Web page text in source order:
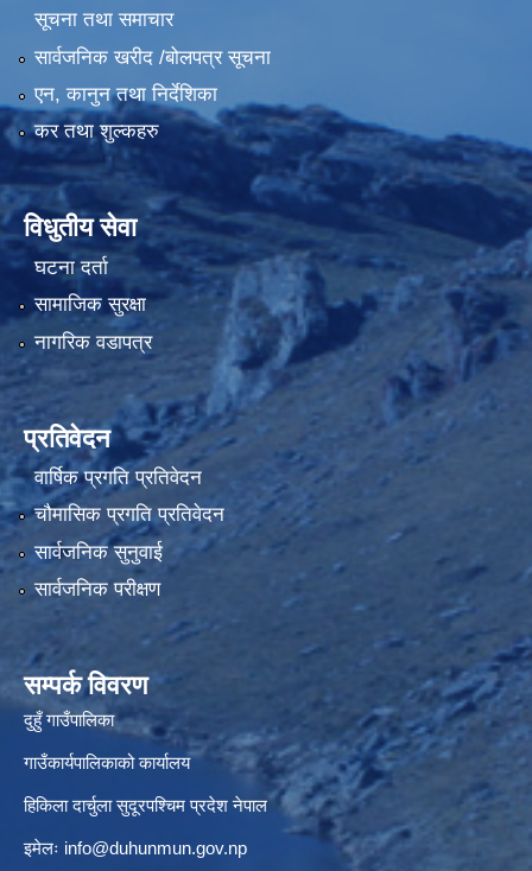
सूचना तथा समाचार
सार्वजनिक खरीद /बोलपत्र सूचना
एन, कानुन तथा निर्देशिका
कर तथा शुल्कहरु
विधुतीय सेवा
घटना दर्ता
सामाजिक सुरक्षा
नागरिक वडापत्र
प्रतिवेदन
वार्षिक प्रगति प्रतिवेदन
चौमासिक प्रगति प्रतिवेदन
सार्वजनिक सुनुवाई
सार्वजनिक परीक्षण
सम्पर्क विवरण
दुहुँ गाउँपालिका
गाउँकार्यपालिकाको कार्यालय
हिकिला दार्चुला सुदूरपश्चिम प्रदेश नेपाल
इमेलः info@duhunmun.gov.np